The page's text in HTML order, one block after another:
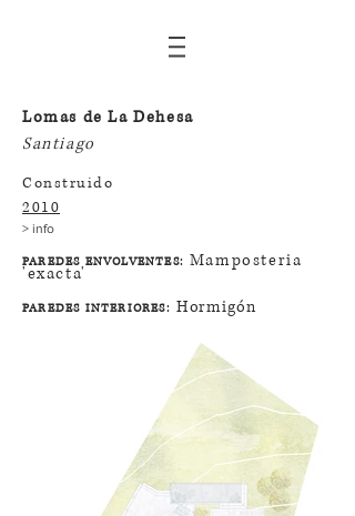
Lomas de La Dehesa
Santiago
Construido
2010
> info
PAREDES ENVOLVENTES: Mamposteria
'exacta'
PAREDES INTERIORES: Hormigón